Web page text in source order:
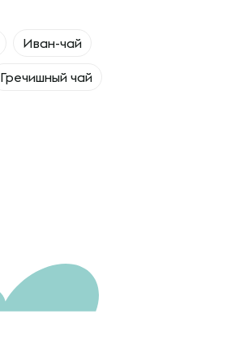
Иван-чай
Гречишный чай